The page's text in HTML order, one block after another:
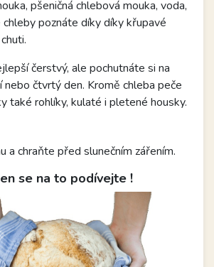
pšeničná chlebová mouka, voda,
chleby poznáte díky díky křupavé
čerstvý, ale pochutnáte si na
nebo čtvrtý den. Kromě chleba peče
také rohlíky, kulaté i pletené housky.
a chraňte před slunečním zářením.
se na to podívejte !